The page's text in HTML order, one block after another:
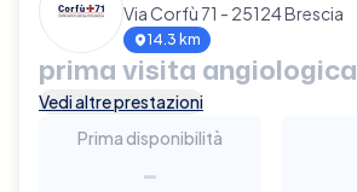
Via Corfù 71 - 25124 Brescia
14.3 km
prima visita angiologica
Vedi altre prestazioni
Prima disponibilità
-